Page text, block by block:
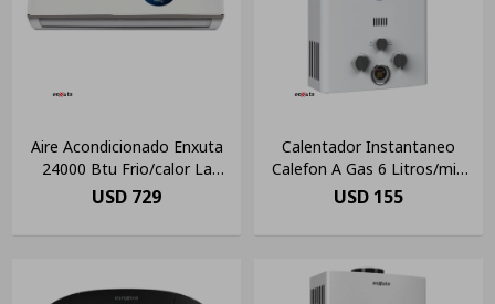
Aire Acondicionado Enxuta
24000 Btu Frio/calor La
Tentación Color Blanco
USD 729
Calentador Instantaneo
Calefon A Gas 6 Litros/min
Enxuta
USD 155